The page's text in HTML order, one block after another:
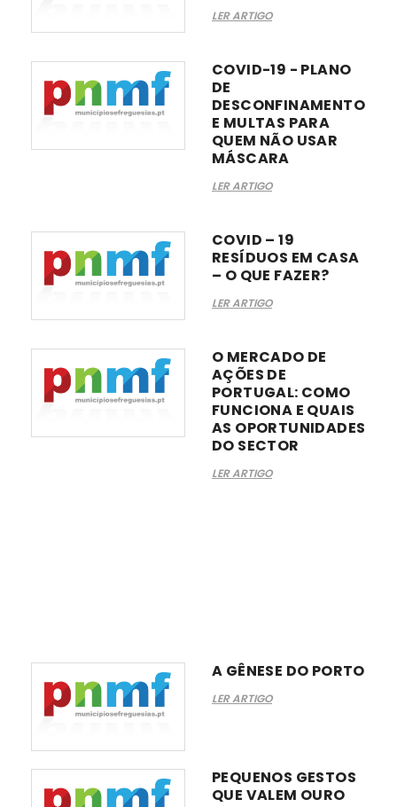
LER ARTIGO
COVID-19 - PLANO
DE
DESCONFINAMENTO
E MULTAS PARA
QUEM NÃO USAR
MÁSCARA
LER ARTIGO
COVID – 19
RESÍDUOS EM CASA
– O QUE FAZER?
LER ARTIGO
O MERCADO DE
AÇÕES DE
PORTUGAL: COMO
FUNCIONA E QUAIS
AS OPORTUNIDADES
DO SECTOR
LER ARTIGO
A GÊNESE DO PORTO
LER ARTIGO
PEQUENOS GESTOS
QUE VALEM OURO